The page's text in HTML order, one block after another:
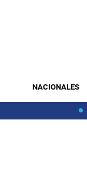
NACIONALES